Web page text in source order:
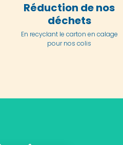
Réduction de nos
déchets
En recyclant le carton en calage
pour nos colis